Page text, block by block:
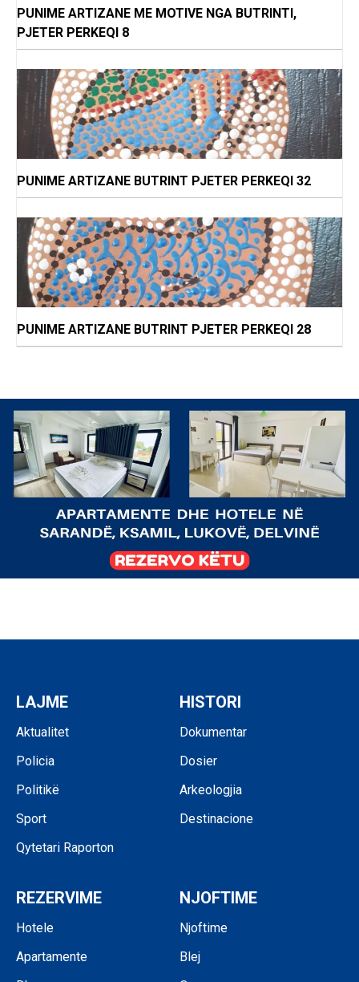
PUNIME ARTIZANE ME MOTIVE NGA BUTRINTI,
PJETER PERKEQI 8
PUNIME ARTIZANE BUTRINT PJETER PERKEQI 32
PUNIME ARTIZANE BUTRINT PJETER PERKEQI 28
LAJME
Aktualitet
Policia
Politikë
Sport
Qytetari Raporton
HISTORI
Dokumentar
Dosier
Arkeologjia
Destinacione
REZERVIME
Hotele
Apartamente
NJOFTIME
Njoftime
Blej